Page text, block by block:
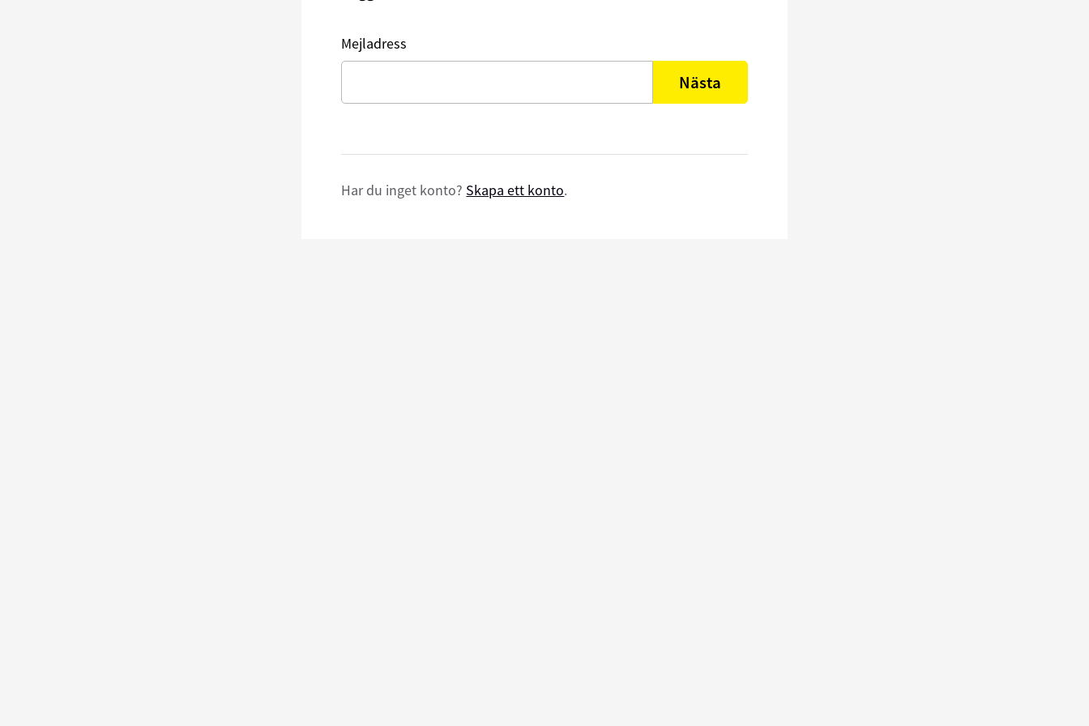
Mejladress
Nästa
Har du inget konto? Skapa ett konto.